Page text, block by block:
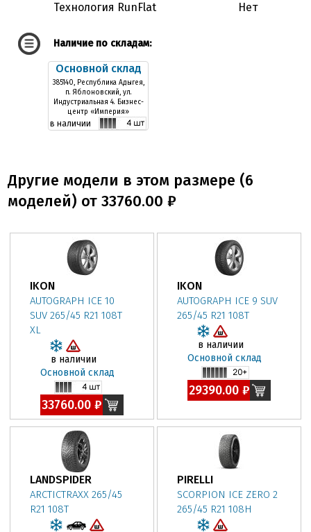
Технология RunFlat Нет
Наличие по складам:
Основной склад
385140, Республика Адыгея,
п. Яблоновский, ул.
Индустриальная 4. Бизнес-
центр «Империя»
в наличии
Другие модели в этом размере (6
моделей) от 33760.00 ₽
IKON
AUTOGRAPH ICE 10
SUV 265/45 R21 108T
XL
в наличии
Основной склад
33760.00 ₽
IKON
AUTOGRAPH ICE 9 SUV
265/45 R21 108T
в наличии
Основной склад
29390.00 ₽
LANDSPIDER
ARCTICTRAXX 265/45
R21 108T
PIRELLI
SCORPION ICE ZERO 2
265/45 R21 108H